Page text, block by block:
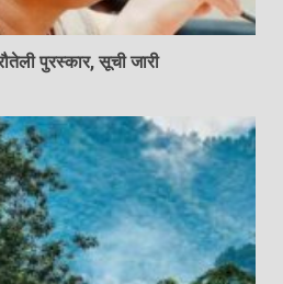
पुरस्कार, सूची जारी